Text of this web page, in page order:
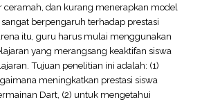
ceramah, dan kurang menerapkan model
berpengaruh terhadap prestasi
itu, guru harus mulai menggunakan
yang merangsang keaktifan siswa
Tujuan penelitian ini adalah: (1)
meningkatkan prestasi siswa
Dart, (2) untuk mengetahui